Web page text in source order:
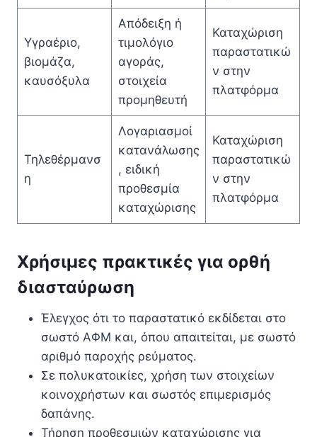
Υγραέριο,
βιομάζα,
καυσόξυλα
Απόδειξη ή
τιμολόγιο
αγοράς,
στοιχεία
προμηθευτή
Καταχώριση
παραστατικώ
ν στην
πλατφόρμα
Τηλεθέρμανσ
η
Λογαριασμοί
κατανάλωσης
, ειδική
προθεσμία
καταχώρισης
Καταχώριση
παραστατικώ
ν στην
πλατφόρμα
Χρήσιμες πρακτικές για ορθή
διασταύρωση
Έλεγχος ότι το παραστατικό εκδίδεται στο
σωστό ΑΦΜ και, όπου απαιτείται, με σωστό
αριθμό παροχής ρεύματος.
Σε πολυκατοικίες, χρήση των στοιχείων
κοινοχρήστων και σωστός επιμερισμός
δαπάνης.
Τήρηση προθεσμιών καταχώρισης για